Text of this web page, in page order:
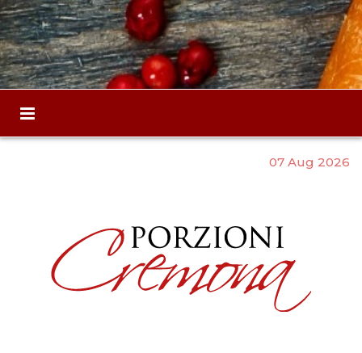
07 Aug 2026